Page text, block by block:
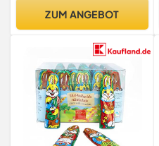
dauerhafte Dekoration,
ZUM ANGEBOT